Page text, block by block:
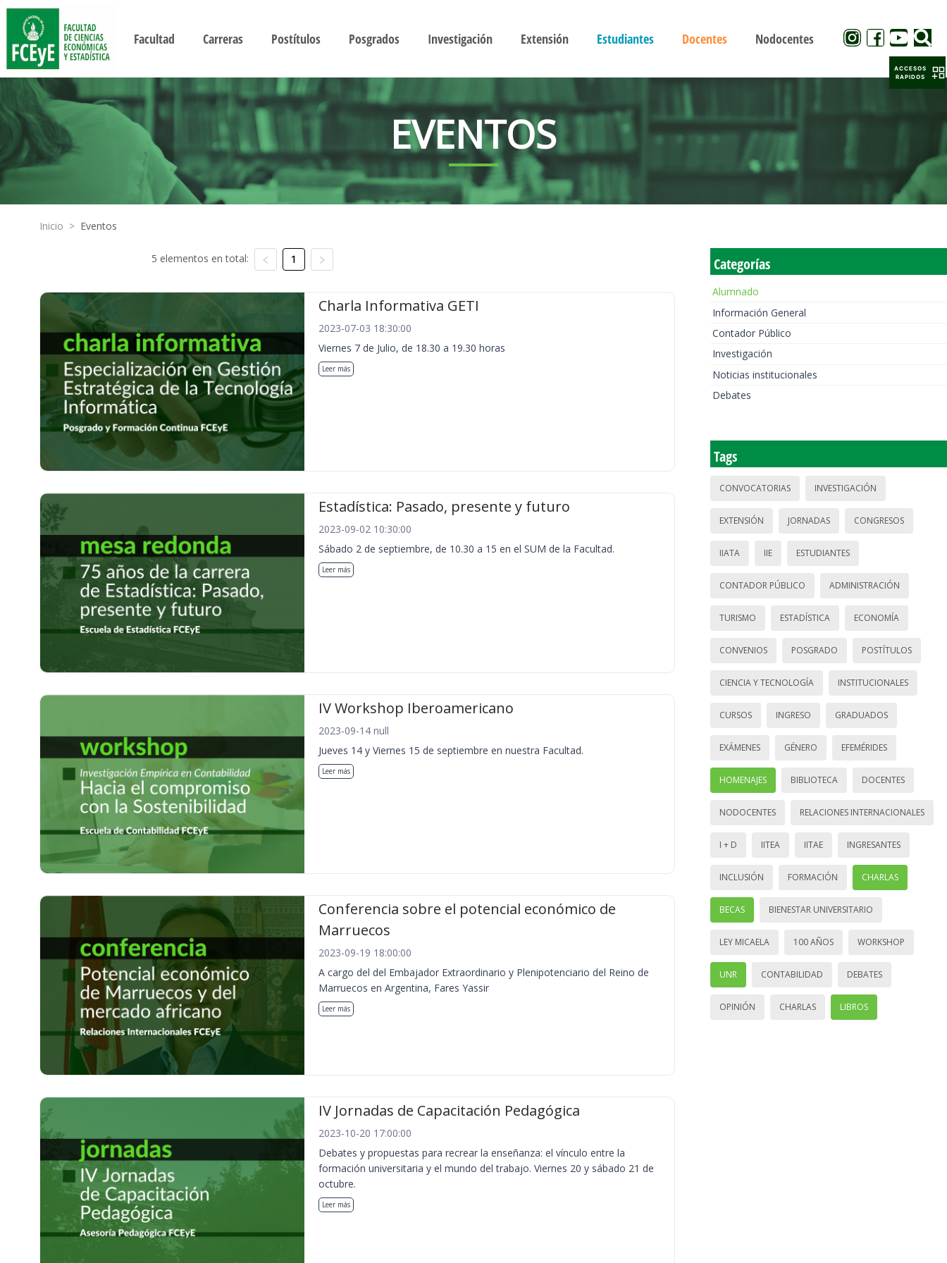
Facultad Carreras Postítulos Posgrados Investigación Extensión Estudiantes Docentes Nodocentes
EVENTOS
Inicio > Eventos
5 elementos en total: 1
Charla Informativa GETI
2023-07-03 18:30:00
Viernes 7 de Julio, de 18.30 a 19.30 horas
Leer más
Estadística: Pasado, presente y futuro
2023-09-02 10:30:00
Sábado 2 de septiembre, de 10.30 a 15 en el SUM de la Facultad.
Leer más
IV Workshop Iberoamericano
2023-09-14 null
Jueves 14 y Viernes 15 de septiembre en nuestra Facultad.
Leer más
Conferencia sobre el potencial económico de
Marruecos
2023-09-19 18:00:00
A cargo del del Embajador Extraordinario y Plenipotenciario del Reino de
Marruecos en Argentina, Fares Yassir
Leer más
IV Jornadas de Capacitación Pedagógica
2023-10-20 17:00:00
Debates y propuestas para recrear la enseñanza: el vínculo entre la
formación universitaria y el mundo del trabajo. Viernes 20 y sábado 21 de
octubre.
Leer más
Categorías
Alumnado
Información General
Contador Público
Investigación
Noticias institucionales
Debates
Tags
CONVOCATORIAS INVESTIGACIÓN
EXTENSIÓN JORNADAS CONGRESOS
IIATA IIE ESTUDIANTES
CONTADOR PÚBLICO ADMINISTRACIÓN
TURISMO ESTADÍSTICA ECONOMÍA
CONVENIOS POSGRADO POSTÍTULOS
CIENCIA Y TECNOLOGÍA INSTITUCIONALES
CURSOS INGRESO GRADUADOS
EXÁMENES GÉNERO EFEMÉRIDES
HOMENAJES BIBLIOTECA DOCENTES
NODOCENTES RELACIONES INTERNACIONALES
I + D IITEA IITAE INGRESANTES
INCLUSIÓN FORMACIÓN CHARLAS
BECAS BIENESTAR UNIVERSITARIO
LEY MICAELA 100 AÑOS WORKSHOP
UNR CONTABILIDAD DEBATES
OPINIÓN CHARLAS LIBROS
ACCESOS
RAPIDOS